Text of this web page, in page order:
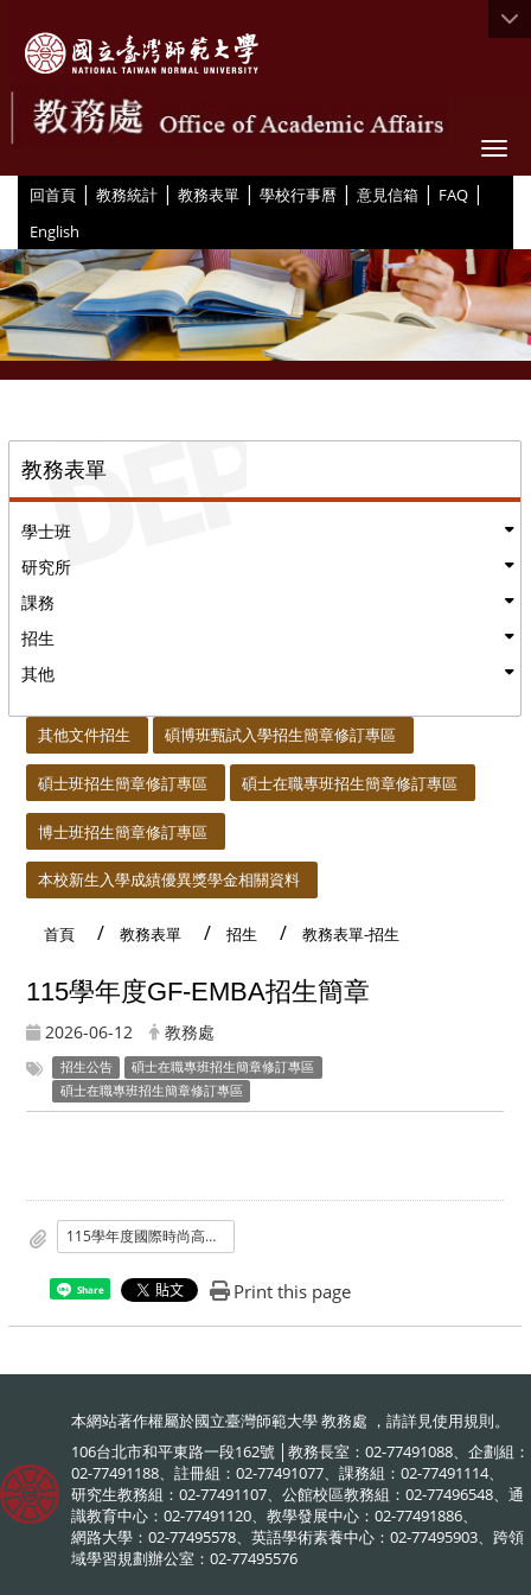
回首頁 | 教務統計 | 教務表單 | 學校行事曆 | 意見信箱 | FAQ |
English
教務表單
學士班
研究所
課務
招生
其他
其他文件招生 碩博班甄試入學招生簡章修訂專區
碩士班招生簡章修訂專區 碩士在職專班招生簡章修訂專區
博士班招生簡章修訂專區
本校新生入學成績優異獎學金相關資料
首頁 教務表單 招生 教務表單-招生
115學年度GF-EMBA招生簡章
2026-06-12 教務處
招生公告
碩士在職專班招生簡章修訂專區
碩士在職專班招生簡章修訂專區
115學年度國際時尚高階管理碩士在職專班_GF-EMBA_招生簡章.pdf
Share Print this page
本網站著作權屬於國立臺灣師範大學 教務處 ，請詳見使用規則。
106台北市和平東路一段162號 │教務長室：02-77491088、企劃組：
02-77491188、註冊組：02-77491077、課務組：02-77491114、
研究生教務組：02-77491107、公館校區教務組：02-77496548、通
識教育中心：02-77491120、教學發展中心：02-77491886、
網路大學：02-77495578、英語學術素養中心：02-77495903、跨領
域學習規劃辦公室：02-77495576